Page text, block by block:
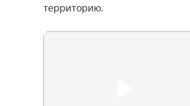
территорию.